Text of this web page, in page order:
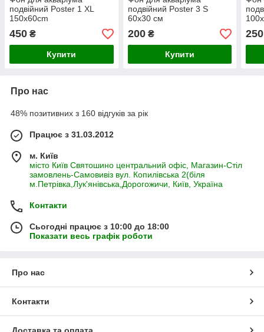
подвійний Poster 1 XL
150x60cm
450 ₴
Купити
подвійний Poster 3 S
60x30 см
200₴
Купити
250
Про нас
48% позитивних з 160 відгуків за рік
Працює з 31.03.2012
м. Київ
місто Київ Святошино центральний офіс, Магазин-Стіл
замовлень-Самовивіз вул. Копилівська 2(біля
м.Петрівка,Лук'янівська,Дорогожичи, Київ, Україна
Контакти
Сьогодні працює з 10:00 до 18:00
Показати весь графік роботи
Про нас
Контакти